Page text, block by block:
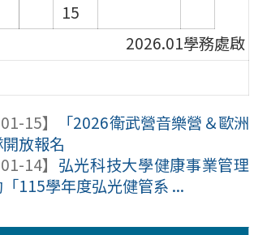
15
2026.01學務處啟
15】
「2026衛武營音樂營＆歐洲
放報名
14】 弘光科技大學健康事業管理
115學年度弘光健管系 ...